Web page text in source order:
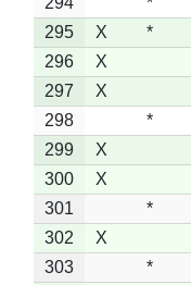
295
X *
296
X
297
X
298
*
299
X
300
X
301
*
302
X
303
*